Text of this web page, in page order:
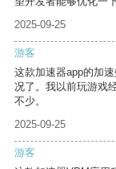
2025-09-25
游客
这款加速器app的加
况了。我以前玩游戏
不少。
2025-09-25
游客